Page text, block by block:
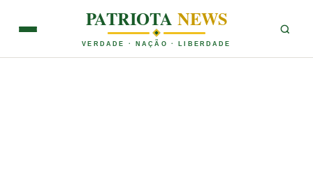
PATRIOTANEWS
VERDADE · NAÇÃO · LIBERDADE